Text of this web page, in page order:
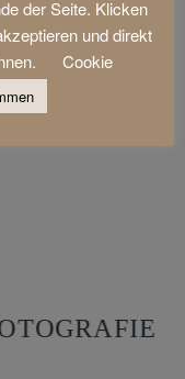
der Seite. Klicken
und direkt
Cookie